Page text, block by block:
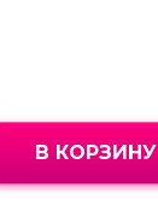
В КОРЗИНУ